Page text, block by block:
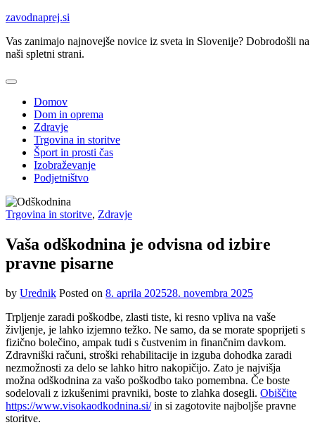
Skip
content
zavodnaprej.si
Vas zanimajo najnovejše novice iz sveta in Slovenije? Dobrodošli na
naši spletni strani.
Domov
Dom in oprema
Zdravje
Trgovina in storitve
Šport in prosti čas
Izobraževanje
Podjetništvo
Trgovina in storitve, Zdravje
Vaša odškodnina je odvisna od izbire
pravne pisarne
by Urednik Posted on 8. aprila 202528. novembra 2025
Trpljenje zaradi poškodbe, zlasti tiste, ki resno vpliva na vaše
življenje, je lahko izjemno težko. Ne samo, da se morate spoprijeti s
fizično bolečino, ampak tudi s čustvenim in finančnim davkom.
Zdravniški računi, stroški rehabilitacije in izguba dohodka zaradi
nezmožnosti za delo se lahko hitro nakopičijo. Zato je najvišja
možna odškodnina za vašo poškodbo tako pomembna. Če boste
sodelovali z izkušenimi pravniki, boste to zlahka dosegli. Obiščite
https://www.visokaodkodnina.si/in si zagotovite najboljše pravne
storitve.